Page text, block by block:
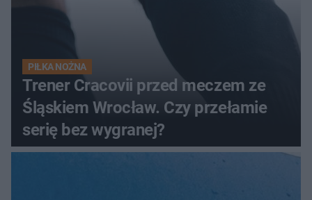
PIŁKA NOŻNA
Trener Cracovii przed meczem ze
Śląskiem Wrocław. Czy przełamie
serię bez wygranej?